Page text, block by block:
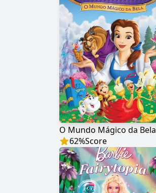
O Mundo Mágico da Bela
62%Score